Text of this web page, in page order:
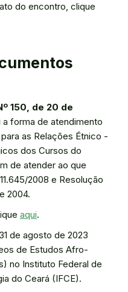
do encontro, clique
150, de 20 de
a forma de atendimento
as Relações Étnico -
dos Cursos do
de atender ao que
2008 e Resolução
2004.
aqui.
de agosto de 2023
de Estudos Afro-
no Instituto Federal de
do Ceará (IFCE).